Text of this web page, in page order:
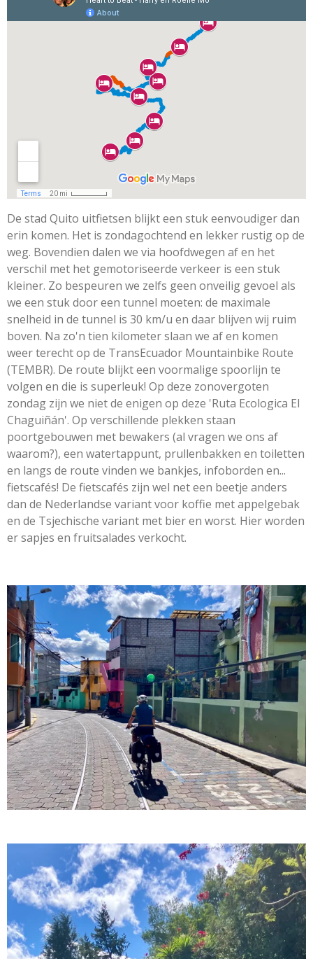
De stad Quito uitfietsen blijkt een stuk eenvoudiger dan
erin komen. Het is zondagochtend en lekker rustig op de
weg. Bovendien dalen we via hoofdwegen af en het
verschil met het gemotoriseerde verkeer is een stuk
kleiner. Zo bespeuren we zelfs geen onveilig gevoel als
we een stuk door een tunnel moeten: de maximale
snelheid in de tunnel is 30 km/u en daar blijven wij ruim
boven. Na zo'n tien kilometer slaan we af en komen
weer terecht op de TransEcuador Mountainbike Route
(TEMBR). De route blijkt een voormalige spoorlijn te
volgen en die is superleuk! Op deze zonovergoten
zondag zijn we niet de enigen op deze 'Ruta Ecologica El
Chaguiñán'. Op verschillende plekken staan
poortgebouwen met bewakers (al vragen we ons af
waarom?), een watertappunt, prullenbakken en toiletten
en langs de route vinden we bankjes, infoborden en...
fietscafés! De fietscafés zijn wel net een beetje anders
dan de Nederlandse variant voor koffie met appelgebak
en de Tsjechische variant met bier en worst. Hier worden
er sapjes en fruitsalades verkocht.